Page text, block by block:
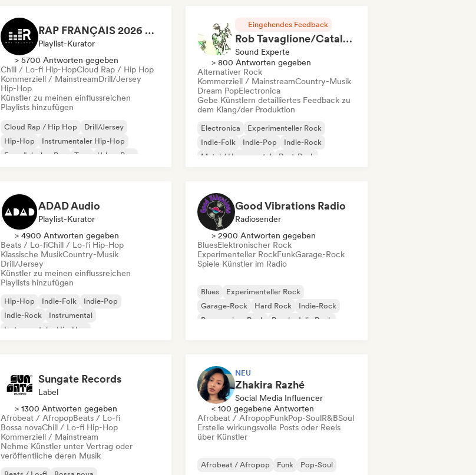
RAP FRANÇAIS 2026 🔥🇫🇷 (Way Records)
Playlist-Kurator
> 5700 Antworten gegeben
Chill / Lo-fi Hip-HopCloud Rap / Hip Hop
Kommerziell / MainstreamDrill/Jersey
Hip-Hop
Künstler zu meinen einflussreichen
Playlists hinzufügen
Cloud Rap / Hip Hop
Drill/Jersey
Hip-Hop
Instrumentaler Hip-Hop
Französischer Rap
Trap
Urban Pop
Eingehendes Feedback
Rob Tavaglione/Catalyst Recording
Sound Experte
> 800 Antworten gegeben
Alternativer Rock
Kommerziell / MainstreamCountry-Musik
Dream PopElectronica
Gebe Künstlern detailliertes Feedback zu
dem Klang/der Produktion
Electronica
Experimenteller Rock
Indie-Folk
Indie-Pop
Indie-Rock
Metal / Heavy metal
Post-Punk
ADAD Audio
Playlist-Kurator
> 4900 Antworten gegeben
Beats / Lo-fiChill / Lo-fi Hip-Hop
Klassische MusikCountry-Musik
Drill/Jersey
Künstler zu meinen einflussreichen
Playlists hinzufügen
Hip-Hop Indie-Folk
Indie-Pop
Indie-Rock
Instrumental
Instrumentaler Hip-Hop
Good Vibrations Radio
Radiosender
> 2900 Antworten gegeben
BluesElektronischer Rock
Experimenteller RockFunkGarage-Rock
Spiele Künstler im Radio
Blues
Experimenteller Rock
Garage-Rock
Hard Rock
Indie-Rock
Progressiver Rock
Psychedelic Rock
Sungate Records
Label
> 1300 Antworten gegeben
Afrobeat / AfropopBeats / Lo-fi
Bossa novaChill / Lo-fi Hip-Hop
Kommerziell / Mainstream
Nehme Künstler unter Vertrag oder
veröffentliche deren Musik
NEU
Zhakira Razhé
Social Media Influencer
< 100 gegebene Antworten
Afrobeat / AfropopFunkPop-SoulR&BSoul
Erstelle wirkungsvolle Posts oder Reels
über Künstler
Afrobeat / Afropop Funk Pop-Soul